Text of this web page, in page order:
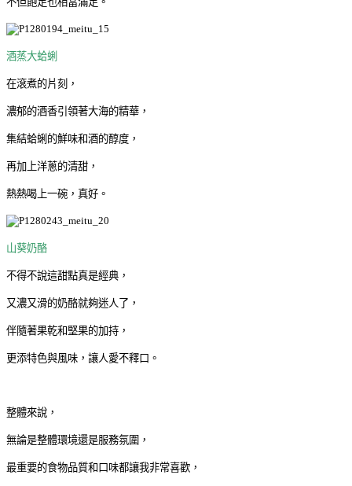
酒蒸大蛤蜊
在滾煮的片刻，
濃郁的酒香引領著大海的精華，
集結蛤蜊的鮮味和酒的醇度，
再加上洋蔥的清甜，
熱熱喝上一碗，真好。
山葵奶酪
不得不說這甜點真是經典，
又濃又滑的奶酪就夠迷人了，
伴隨著果乾和堅果的加持，
更添特色與風味，讓人愛不釋口。
整體來說，
無論是整體環境還是服務氛圍，
最重要的食物品質和口味都讓我非常喜歡，